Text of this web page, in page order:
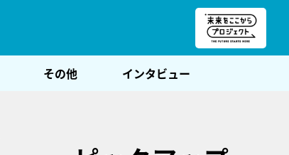
その他 インタビュー